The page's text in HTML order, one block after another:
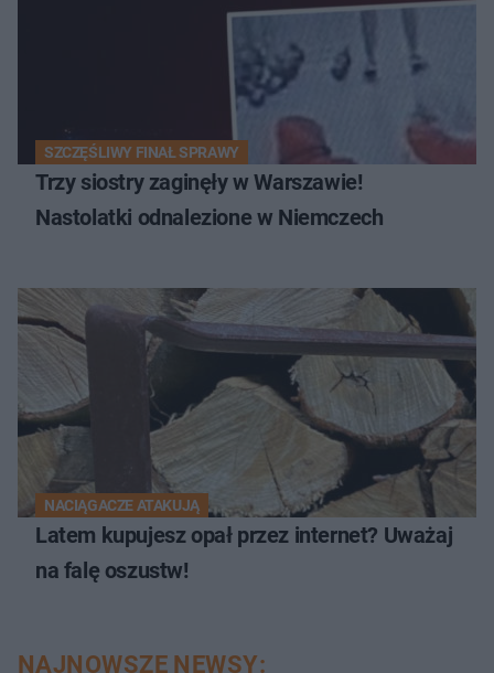
SZCZĘŚLIWY FINAŁ SPRAWY
Trzy siostry zaginęły w Warszawie!
Nastolatki odnalezione w Niemczech
NACIĄGACZE ATAKUJĄ
Latem kupujesz opał przez internet? Uważaj
na falę oszustw!
NAJNOWSZE NEWSY: